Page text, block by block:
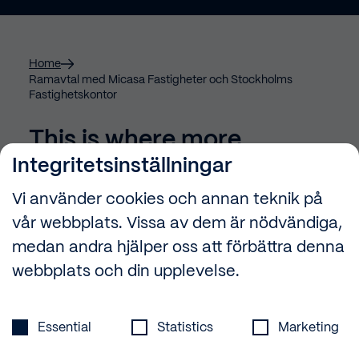
Home
Ramavtal med Micasa Fastigheter och Stockholms
Fastighetskontor
This is where more
information can be added
We can also add more pictures
Integritetsinställningar
Vi använder cookies och annan teknik på
vår webbplats. Vissa av dem är nödvändiga,
medan andra hjälper oss att förbättra denna
webbplats och din upplevelse.
Essential Statistics Marketing